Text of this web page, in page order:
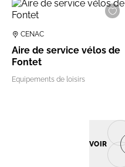
CENAC
Aire de service vélos de
Fontet
Equipements de loisirs
VOIR